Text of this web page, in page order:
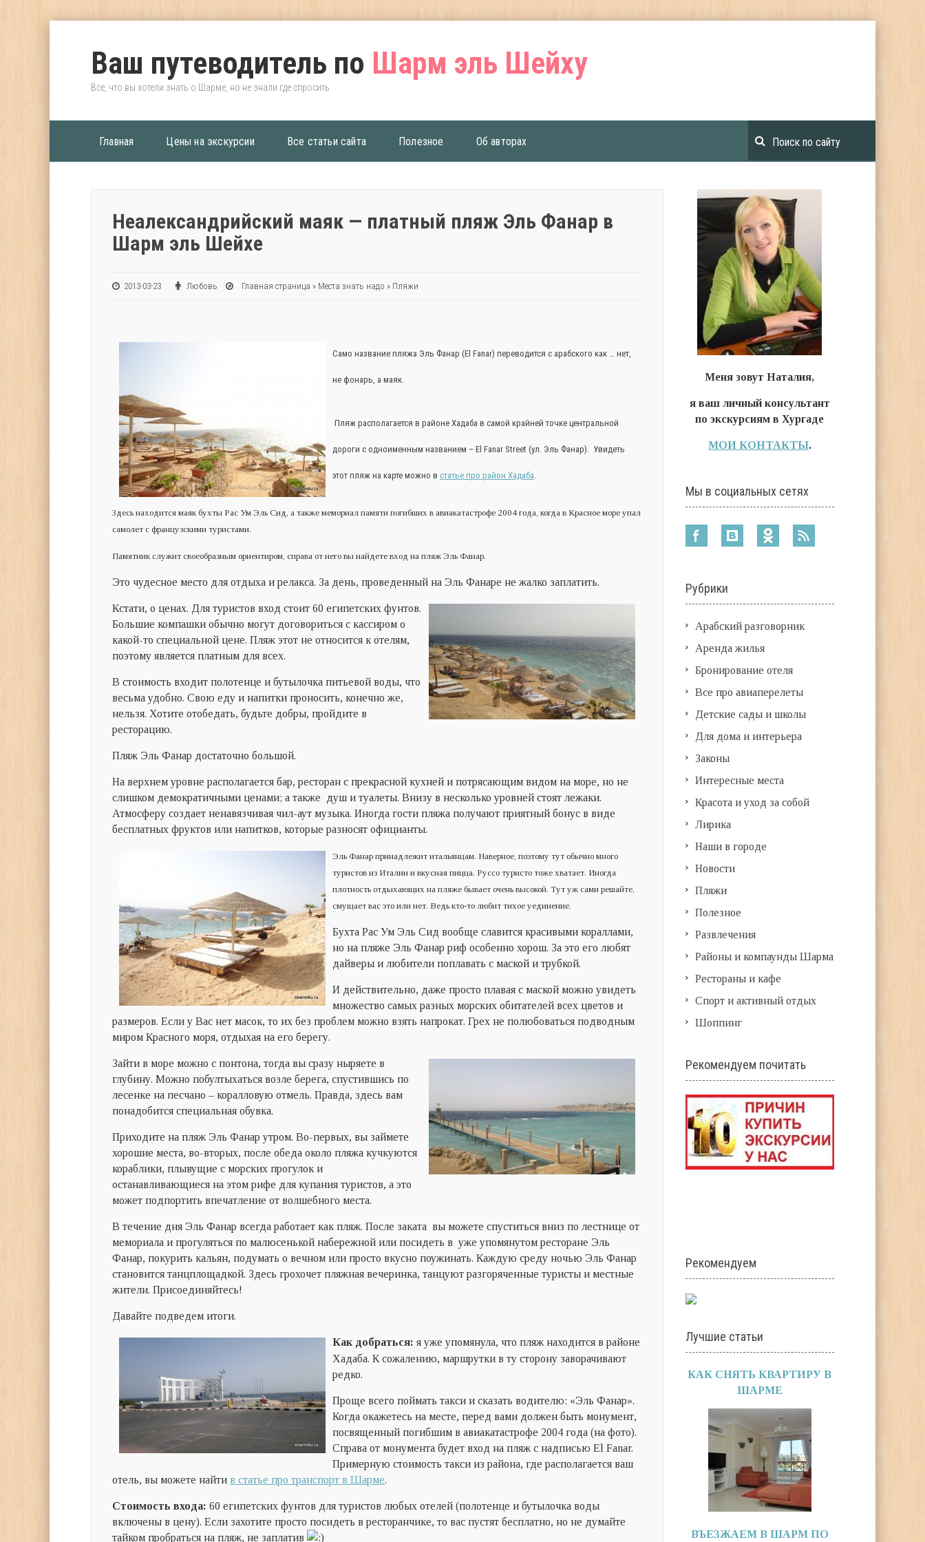
Ваш путеводитель по Шарм эль Шейху
Все, что вы хотели знать о Шарме, но не знали где спросить
Главная Цены на экскурсии Все статьи сайта Полезное Об авторах
Неалександрийский маяк — платный пляж Эль Фанар в
Шарм эль Шейхе
2013-03-23 Любовь Главная страница » Места знать надо » Пляжи
Само название пляжа Эль Фанар (El Fanar) переводится с арабского как … нет,
не фонарь, а маяк.
Пляж располагается в районе Хадаба в самой крайней точке центральной
дороги с одноименным названием – El Fanar Street (ул. Эль Фанар). Увидеть
этот пляж на карте можно в статье про район Хадаба.
Здесь находится маяк бухты Рас Ум Эль Сид, а также мемориал памяти погибших в авиакатастрофе 2004 года, когда в Красное море упал
самолет с французскими туристами.
Памятник служит своеобразным ориентиром, справа от него вы найдете вход на пляж Эль Фанар.
Это чудесное место для отдыха и релакса. За день, проведенный на Эль Фанаре не жалко заплатить.
Кстати, о ценах. Для туристов вход стоит 60 египетских фунтов.
Большие компашки обычно могут договориться с кассиром о
какой-то специальной цене. Пляж этот не относится к отелям,
поэтому является платным для всех.
В стоимость входит полотенце и бутылочка питьевой воды, что
весьма удобно. Свою еду и напитки проносить, конечно же,
нельзя. Хотите отобедать, будьте добры, пройдите в
ресторацию.
Пляж Эль Фанар достаточно большой.
На верхнем уровне располагается бар, ресторан с прекрасной кухней и потрясающим видом на море, но не
слишком демократичными ценами; а также душ и туалеты. Внизу в несколько уровней стоят лежаки.
Атмосферу создает ненавязчивая чил-аут музыка. Иногда гости пляжа получают приятный бонус в виде
бесплатных фруктов или напитков, которые разносят официанты.
Эль Фанар принадлежит итальянцам. Наверное, поэтому тут обычно много
туристов из Италии и вкусная пицца. Руссо туристо тоже хватает. Иногда
плотность отдыхающих на пляже бывает очень высокой. Тут уж сами решайте,
смущает вас это или нет. Ведь кто-то любит тихое уединение.
Бухта Рас Ум Эль Сид вообще славится красивыми кораллами,
но на пляже Эль Фанар риф особенно хорош. За это его любят
дайверы и любители поплавать с маской и трубкой.
И действительно, даже просто плавая с маской можно увидеть
множество самых разных морских обитателей всех цветов и
размеров. Если у Вас нет масок, то их без проблем можно взять напрокат. Грех не полюбоваться подводным
миром Красного моря, отдыхая на его берегу.
Зайти в море можно с понтона, тогда вы сразу ныряете в
глубину. Можно побултыхаться возле берега, спустившись по
лесенке на песчано – коралловую отмель. Правда, здесь вам
понадобится специальная обувка.
Приходите на пляж Эль Фанар утром. Во-первых, вы займете
хорошие места, во-вторых, после обеда около пляжа кучкуются
кораблики, плывущие с морских прогулок и
останавливающиеся на этом рифе для купания туристов, а это
может подпортить впечатление от волшебного места.
В течение дня Эль Фанар всегда работает как пляж. После заката вы можете спуститься вниз по лестнице от
мемориала и прогуляться по малюсенькой набережной или посидеть в уже упомянутом ресторане Эль
Фанар, покурить кальян, подумать о вечном или просто вкусно поужинать. Каждую среду ночью Эль Фанар
становится танцплощадкой. Здесь грохочет пляжная вечеринка, танцуют разгоряченные туристы и местные
жители. Присоединяйтесь!
Давайте подведем итоги.
Как добраться: я уже упомянула, что пляж находится в районе
Хадаба. К сожалению, маршрутки в ту сторону заворачивают
редко.
Проще всего поймать такси и сказать водителю: «Эль Фанар».
Когда окажетесь на месте, перед вами должен быть монумент,
посвященный погибшим в авиакатастрофе 2004 года (на фото).
Справа от монумента будет вход на пляж с надписью El Fanar.
Примерную стоимость такси из района, где располагается ваш
отель, вы можете найти в статье про транспорт в Шарме.
Стоимость входа: 60 египетских фунтов для туристов любых отелей (полотенце и бутылочка воды
включены в цену). Если захотите просто посидеть в ресторанчике, то вас пустят бесплатно, но не думайте
тайком пробраться на пляж, не заплатив
Меня зовут Наталия,
я ваш личный консультант
по экскурсиям в Хургаде
МОИ КОНТАКТЫ.
Мы в социальных сетях
Рубрики
Арабский разговорник
Аренда жилья
Бронирование отеля
Все про авиаперелеты
Детские сады и школы
Для дома и интерьера
Законы
Интересные места
Красота и уход за собой
Лирика
Наши в городе
Новости
Пляжи
Полезное
Развлечения
Районы и компаунды Шарма
Рестораны и кафе
Спорт и активный отдых
Шоппинг
Рекомендуем почитать
Рекомендуем
Лучшие статьи
КАК СНЯТЬ КВАРТИРУ В
ШАРМЕ
ВЪЕЗЖАЕМ В ШАРМ ПО